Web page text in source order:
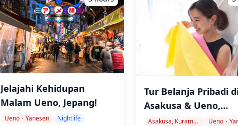
Jelajahi Kehidupan
Malam Ueno, Jepang!
Ueno・Yanesen Nightlife
Tur Belanja Pribadi
Asakusa & Ueno,
Temukan Gaya
Asakusa, Kuramae, Oshiage
Ueno・